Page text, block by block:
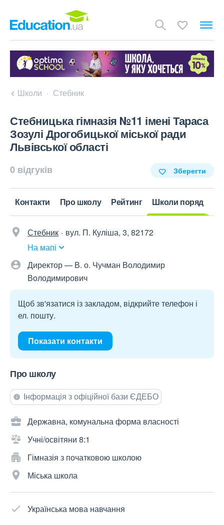
Школи Стебник
Стебницька гімназія №11 імені Тараса
Зозулі Дрогобицької міської ради
Львівської області
0 відгуків Зберегти
Контакти Про школу Рейтинг Школи поряд
Стебник
вул. П. Куліша, 3, 82172
На мапі
Директор — В. о. Чучман Володимир
Володимирович
Щоб зв'язатися із закладом, відкрийте телефон і
ел. пошту.
Показати контакти
Про школу
Інформація з офіційної бази ЄДЕБО
Державна, комунальна форма власності
Учні/освітяни 8:1
Гімназія з початковою школою
Міська школа
Українська мова навчання